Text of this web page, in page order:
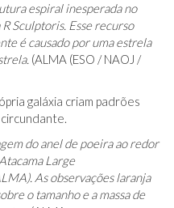
espiral inesperada no
Sculptoris. Esse recurso
é causado por uma estrela
(ALMA (ESO / NAOJ /
galáxia criam padrões
do anel de poeira ao redor
Large
As observações laranja
o tamanho e a massa de